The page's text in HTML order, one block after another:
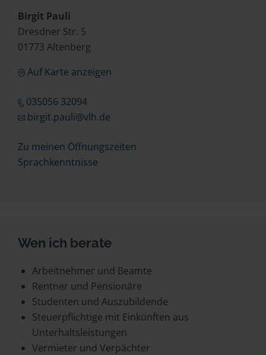
Birgit Pauli
Dresdner Str. 5
01773 Altenberg
Auf Karte anzeigen
035056 32094
birgit.pauli@vlh.de
Zu meinen Öffnungszeiten
Sprachkenntnisse
Wen ich berate
Arbeitnehmer und Beamte
Rentner und Pensionäre
Studenten und Auszubildende
Steuerpflichtige mit Einkünften aus
Unterhaltsleistungen
Vermieter und Verpächter